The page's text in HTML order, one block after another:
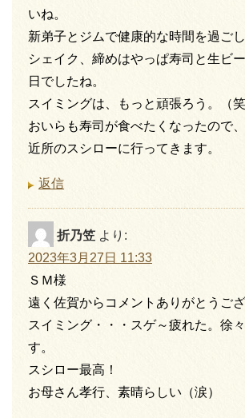
いね。
新弟子とジムで健康的な時間を過ご
シェイク、締めはやっぱ寿司と生ビ
日でしたね。
スイミングは、もっと頑張ろう。（笑
おいらも寿司が食べたくなったので
近所のスシローに行ってきます。
返信
折乃笠 より:
2023年3月27日 11:33
ＳＭ様
遠く佐賀からコメントありがとうござ
スイミング・・・スゲ～疲れた。徐
す。
スシロー最高！
お母さん孝行、素晴らしい（涙）